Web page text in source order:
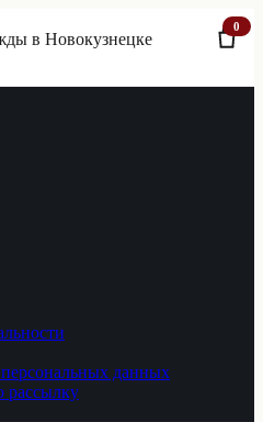
0
данных
рассылку